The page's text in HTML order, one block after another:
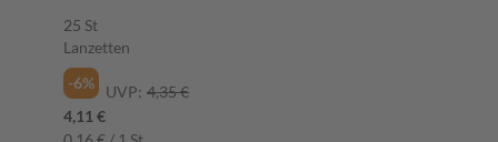
25 St
Lanzetten
-6%
UVP: 4,35 €
4,11 €